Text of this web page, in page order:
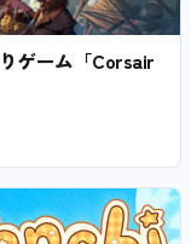
ゲーム「Corsair